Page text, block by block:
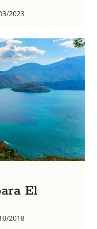
2023
El
2018